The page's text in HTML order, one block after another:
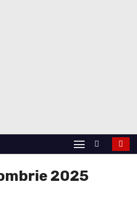
2025